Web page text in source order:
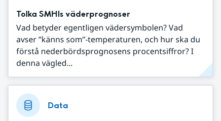
Tolka SMHIs väderprognoser
Vad betyder egentligen vädersymbolen? Vad
avser ”känns som”-temperaturen, och hur ska du
förstå nederbördsprognosens procentsiffror? I
denna vägled...
Data